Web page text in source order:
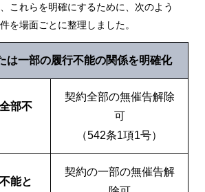
これらを明確にするために、次のよう
を場面ごとに整理しました。
は一部の履行不能の関係を明確化
部不
契約全部の無催告解除
可
（542条1項1号）
能と
契約の一部の無催告解